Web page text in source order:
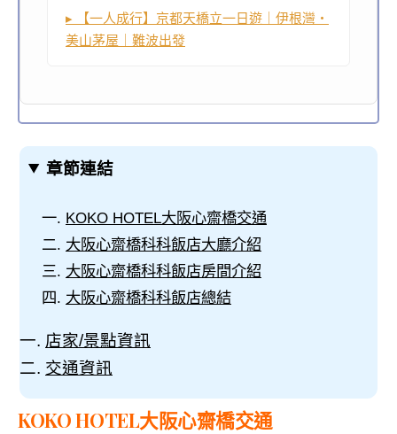
▸ 【一人成行】京都天橋立一日遊｜伊根灣・
美山茅屋｜難波出發
章節連結
KOKO HOTEL大阪心齋橋交通
大阪心齋橋科科飯店大廳介紹
大阪心齋橋科科飯店房間介紹
大阪心齋橋科科飯店總結
店家/景點資訊
交通資訊
KOKO HOTEL大阪心齋橋交通